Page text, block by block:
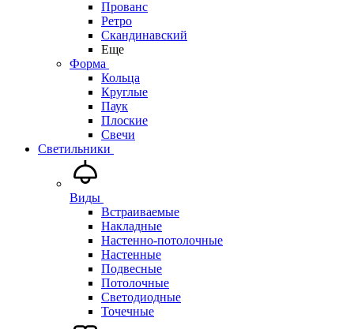
Прованс
Ретро
Скандинавский
Еще
Форма
Кольца
Круглые
Паук
Плоские
Свечи
Светильники
Виды
Встраиваемые
Накладные
Настенно-потолочные
Настенные
Подвесные
Потолочные
Светодиодные
Точечные